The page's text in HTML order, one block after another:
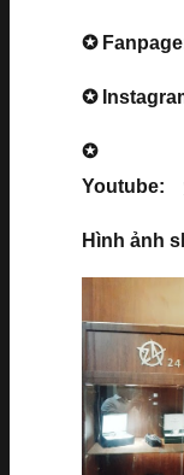
✪
✪
✪
Youtube:
Hình ảnh